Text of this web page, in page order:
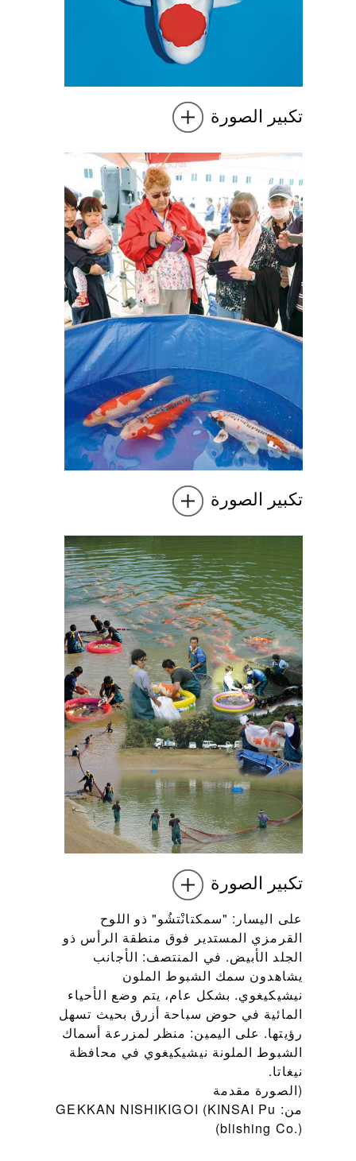
تكبير الصورة
تكبير الصورة
تكبير الصورة
على اليسار: "سمكتانْتشُو" ذو اللوح
القرمزي المستدير فوق منطقة الرأس ذو
الجلد الأبيض. في المنتصف: الأجانب
يشاهدون سمك الشبوط الملون
نيشيكيغوي. بشكل عام، يتم وضع الأحياء
المائية في حوض سباحة أزرق بحيث تسهل
رؤيتها. على اليمين: منظر لمزرعة أسماك
الشبوط الملونة نيشيكيغوي في محافظة
نيغاتا.
(الصورة مقدمة
من: GEKKAN NISHIKIGOI (KINSAI Pu
blishing Co.))